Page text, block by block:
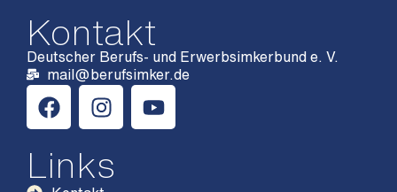
Kontakt
Deutscher Berufs- und Erwerbsimkerbund e. V.
mail@berufsimker.de
Links